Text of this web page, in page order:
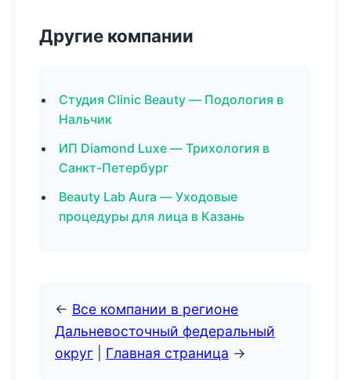
Другие компании
Студия Clinic Beauty — Подология в
Нальчик
ИП Diamond Luxe — Трихология в
Санкт-Петербург
Beauty Lab Aura — Уходовые
процедуры для лица в Казань
← Все компании в регионе
Дальневосточный федеральный
округ
Главная страница →